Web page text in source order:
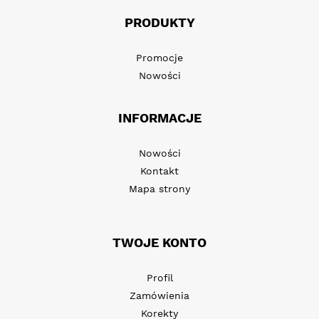
PRODUKTY
Promocje
Nowości
INFORMACJE
Nowości
Kontakt
Mapa strony
TWOJE KONTO
Profil
Zamówienia
Korekty